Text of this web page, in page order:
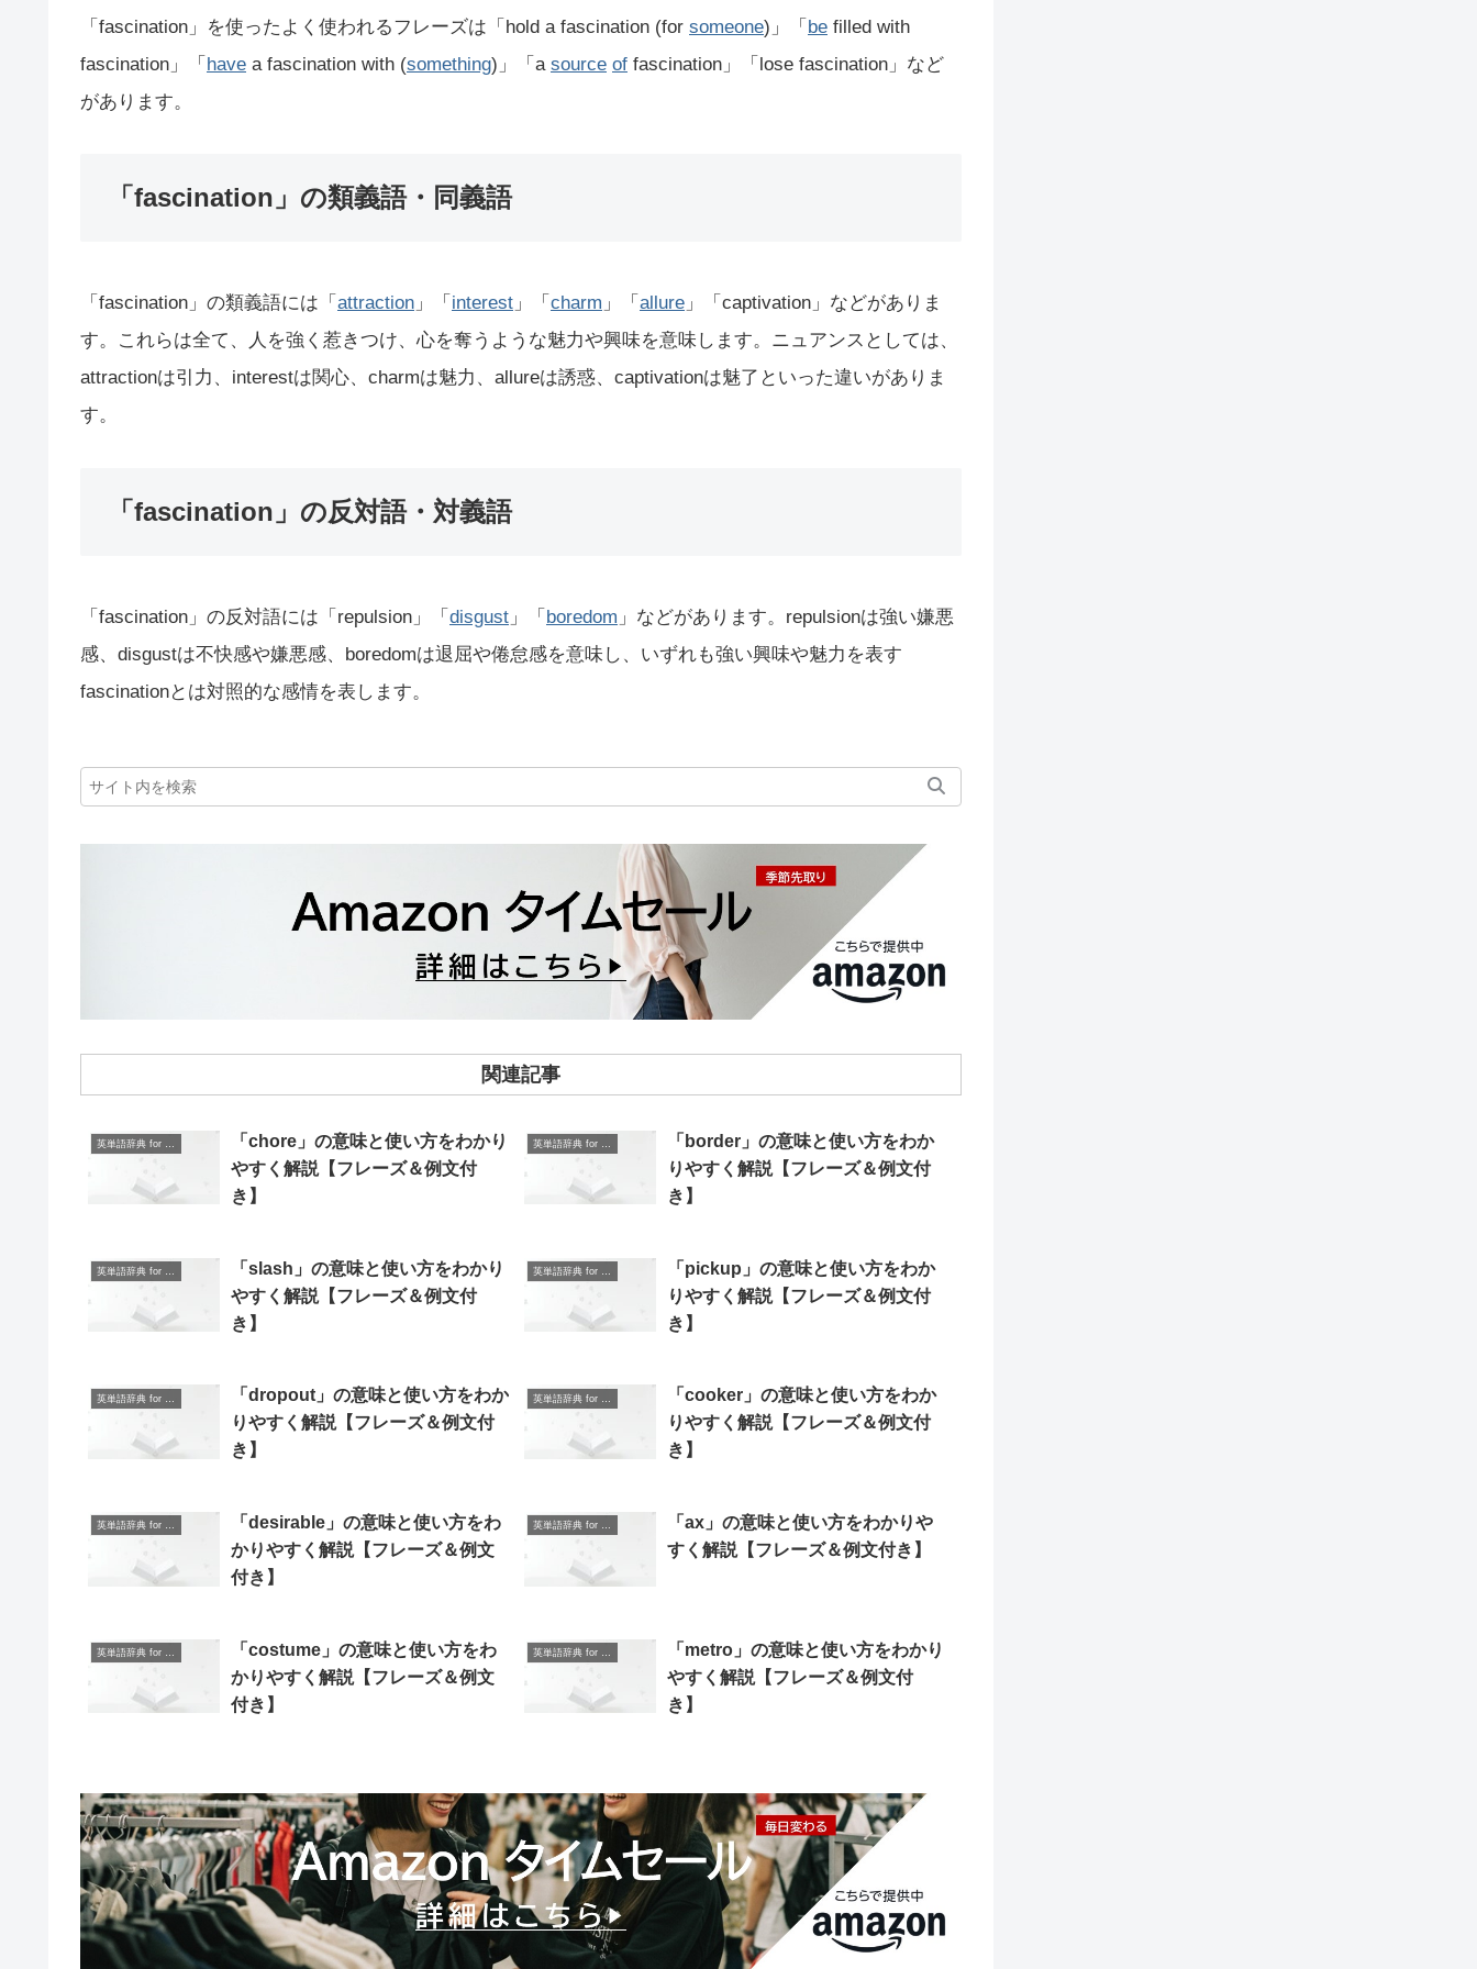
「fascination」を使ったよく使われるフレーズは「hold a fascination (for someone)」「 be filled with
fascination」「 have a fascination with (something)」「a source of fascination」「lose fascination」など
があります。
「fascination」の類義語・同義語
「fascination」の類義語には「 attraction 」「 interest 」「 charm 」「 allure 」「captivation」などがありま
す。これらは全て、人を強く惹きつけ、心を奪うような魅力や興味を意味します。ニュアンスとしては、
attractionは引力、interestは関心、charmは魅力、allureは誘惑、captivationは魅了といった違いがありま
す。
「fascination」の反対語・対義語
「fascination」の反対語には「repulsion」「 disgust 」「 boredom 」などがあります。repulsionは強い嫌悪
感、disgustは不快感や嫌悪感、boredomは退屈や倦怠感を意味し、いずれも強い興味や魅力を表す
fascinationとは対照的な感情を表します。
関連記事
「chore」の意味と使い方をわかり
やすく解説【フレーズ＆例文付
き】
「border」の意味と使い方をわか
りやすく解説【フレーズ＆例文付
き】
「slash」の意味と使い方をわかり
やすく解説【フレーズ＆例文付
き】
「pickup」の意味と使い方をわか
りやすく解説【フレーズ＆例文付
き】
「dropout」の意味と使い方をわか
りやすく解説【フレーズ＆例文付
き】
「cooker」の意味と使い方をわか
りやすく解説【フレーズ＆例文付
き】
英単語辞典 for Beginners
「desirable」の意味と使い方をわ
かりやすく解説【フレーズ＆例文
付き】
英単語辞典 for Beginners
「ax」の意味と使い方をわかりや
すく解説【フレーズ＆例文付き】
英単語辞典 for Beginners
「costume」の意味と使い方をわ
かりやすく解説【フレーズ＆例文
付き】
英単語辞典 for Beginners
「metro」の意味と使い方をわかり
やすく解説【フレーズ＆例文付
き】